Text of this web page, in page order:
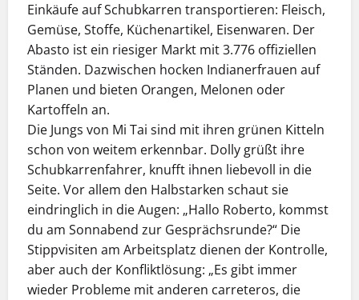
Einkäufe auf Schubkarren transportieren: Fleisch,
Gemüse, Stoffe, Küchenartikel, Eisenwaren. Der
Abasto ist ein riesiger Markt mit 3.776 offiziellen
Ständen. Dazwischen hocken Indianerfrauen auf
Planen und bieten Orangen, Melonen oder
Kartoffeln an.
Die Jungs von Mi Tai sind mit ihren grünen Kitteln
schon von weitem erkennbar. Dolly grüßt ihre
Schubkarrenfahrer, knufft ihnen liebevoll in die
Seite. Vor allem den Halbstarken schaut sie
eindringlich in die Augen: „Hallo Roberto, kommst
du am Sonnabend zur Gesprächsrunde?“ Die
Stippvisiten am Arbeitsplatz dienen der Kontrolle,
aber auch der Konfliktlösung: „Es gibt immer
wieder Probleme mit anderen carreteros, die